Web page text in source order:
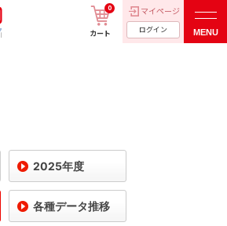
カート
0 マイページ
ログイン MENU
2025年度
各種データ推移